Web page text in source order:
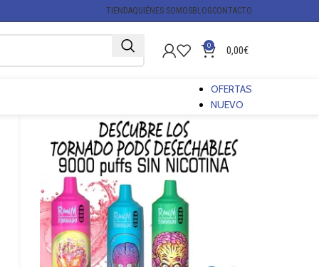
TIENDAQUIÉNES SOMOSBLOGCONTACTO
0 0,00€
OFERTAS
NUEVO